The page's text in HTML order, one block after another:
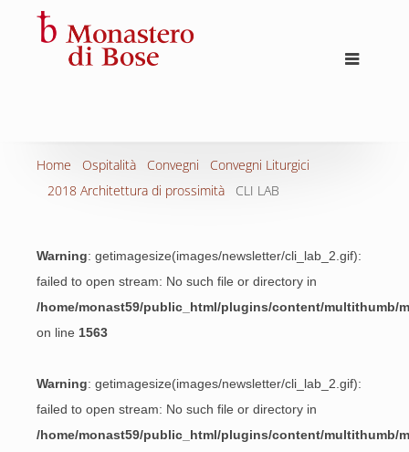
Home Ospitalità Convegni
Convegni Liturgici
2018 Architettura di prossimità
CLI LAB
Warning: getimagesize(images/newsletter/cli_lab_2.gif):
failed to open stream: No such file or directory in
/home/monast59/public_html/plugins/content/multithumb/
on line 1563
Warning: getimagesize(images/newsletter/cli_lab_2.gif):
failed to open stream: No such file or directory in
/home/monast59/public_html/plugins/content/multithumb/